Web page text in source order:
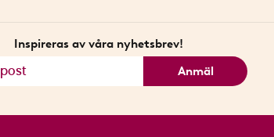
Inspireras av våra nyhetsbrev!
Anmäl